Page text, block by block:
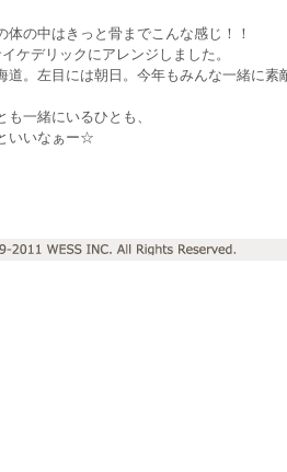
体の中はきっと骨までこんな感じ！！
ケデリックにアレンジしました。
道。左目には朝日。今年もみんな一緒に素
一緒にいるひとも、
いいなぁー☆